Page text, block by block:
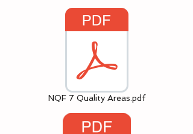
NQF 7 Quality Areas.pdf